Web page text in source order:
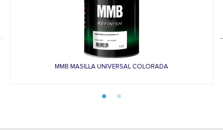
MMB MASILLA UNIVERSAL COLORADA